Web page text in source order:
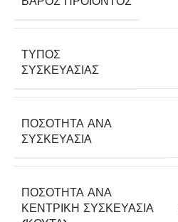
ΤΎΠΟΣ
ΣΥΣΚΕΥΑΣΊΑΣ
ΠΟΣΌΤΗΤΑ ΑΝΆ
ΣΥΣΚΕΥΑΣΊΑ
ΠΟΣΌΤΗΤΑ ΑΝΆ
ΚΕΝΤΡΙΚΉ ΣΥΣΚΕΥΑΣΊΑ